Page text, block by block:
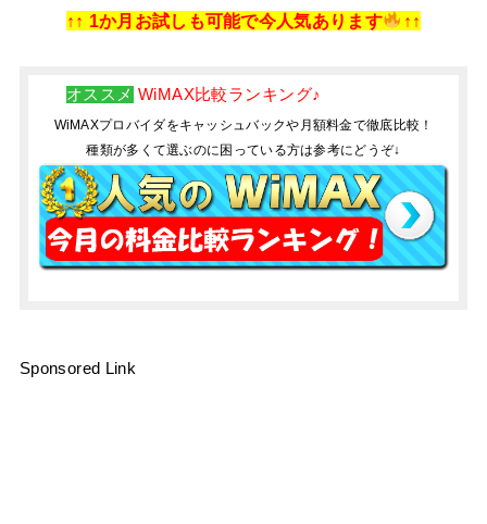
↑↑ 1か月お試しも可能で今人気あります ↑↑
オススメ WiMAX比較ランキング♪
WiMAXプロバイダをキャッシュバックや月額料金で徹底比較！
種類が多くて選ぶのに困っている方は参考にどうぞ↓
Sponsored Link